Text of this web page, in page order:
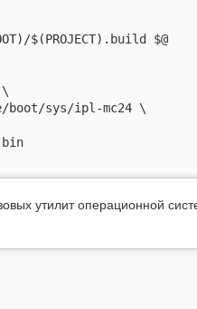
утилит операционной